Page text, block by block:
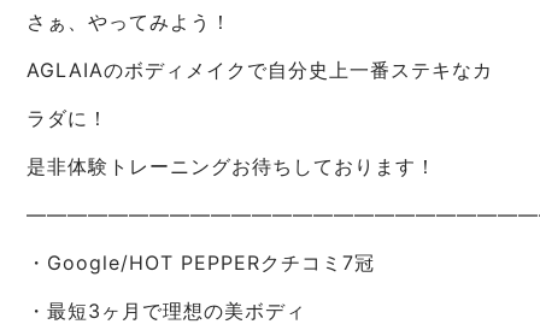
さぁ、やってみよう！
AGLAIAのボディメイクで自分史上一番ステキなカ
ラダに！
是非体験トレーニングお待ちしております！
・Google/HOT PEPPERクチコミ7冠
・最短3ヶ月で理想の美ボディ